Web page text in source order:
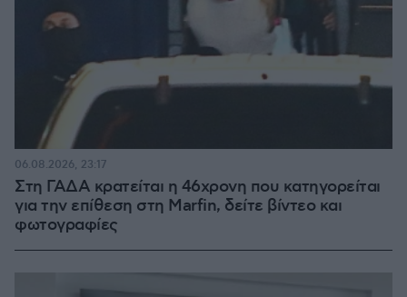
Στη ΓΑΔΑ κρατείται η 46χρονη που κατηγορείται
για την επίθεση στη Marfin, δείτε βίντεο και
φωτογραφίες
06.08.2026, 23:17